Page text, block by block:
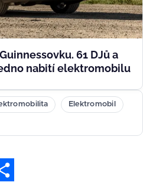
61 DJů a
nabití elektromobilu
Elektromobil